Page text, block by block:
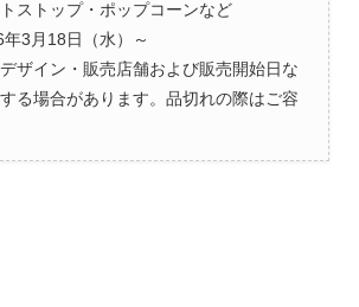
ストップ・ポップコーンなど
3月18日（水）～
ザイン・販売店舗および販売開始日な
る場合があります。品切れの際はご容